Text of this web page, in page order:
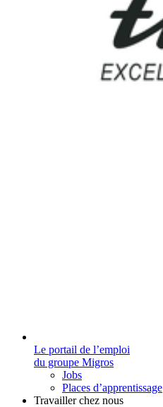
Le portail de l’emploi
du groupe Migros
Jobs
Places d’apprentissage
Travailler chez nous